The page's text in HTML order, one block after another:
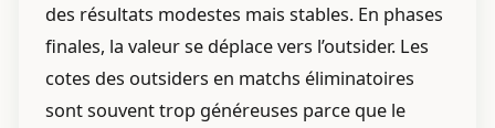
des résultats modestes mais stables. En phases
finales, la valeur se déplace vers l’outsider. Les
cotes des outsiders en matchs éliminatoires
sont souvent trop généreuses parce que le